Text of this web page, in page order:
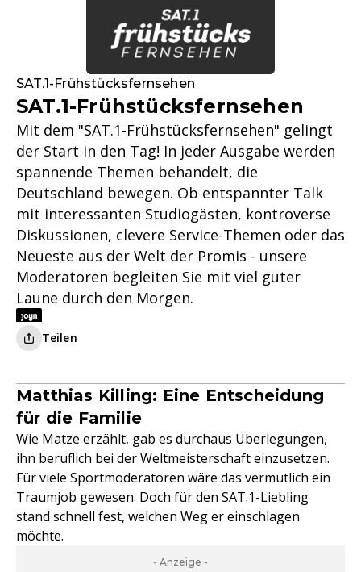
SAT.1-Frühstücksfernsehen
SAT.1-Frühstücksfernsehen
Mit dem "SAT.1-Frühstücksfernsehen" gelingt
der Start in den Tag! In jeder Ausgabe werden
spannende Themen behandelt, die
Deutschland bewegen. Ob entspannter Talk
mit interessanten Studiogästen, kontroverse
Diskussionen, clevere Service-Themen oder das
Neueste aus der Welt der Promis - unsere
Moderatoren begleiten Sie mit viel guter
Laune durch den Morgen.
Teilen
Matthias Killing: Eine Entscheidung
für die Familie
Wie Matze erzählt, gab es durchaus Überlegungen,
ihn beruflich bei der Weltmeisterschaft einzusetzen.
Für viele Sportmoderatoren wäre das vermutlich ein
Traumjob gewesen. Doch für den SAT.1-Liebling
stand schnell fest, welchen Weg er einschlagen
möchte.
- Anzeige -